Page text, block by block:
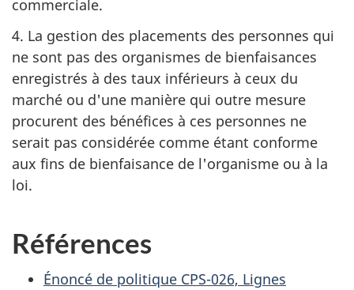
commerciale.
4. La gestion des placements des personnes qui
ne sont pas des organismes de bienfaisances
enregistrés à des taux inférieurs à ceux du
marché ou d'une manière qui outre mesure
procurent des bénéfices à ces personnes ne
serait pas considérée comme étant conforme
aux fins de bienfaisance de l'organisme ou à la
loi.
Références
Énoncé de politique CPS-026, Lignes